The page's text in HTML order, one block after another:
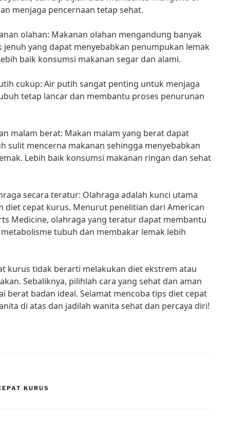
menjaga pencernaan tetap sehat.
olahan: Makanan olahan mengandung banyak
jenuh yang dapat menyebabkan penumpukan lemak
baik konsumsi makanan segar dan alami.
cukup: Air putih sangat penting untuk menjaga
tetap lancar dan membantu proses penurunan
malam berat: Makan malam yang berat dapat
sulit mencerna makanan sehingga menyebabkan
Lebih baik konsumsi makanan ringan dan sehat
secara teratur: Olahraga adalah kunci utama
diet cepat kurus. Menurut penelitian dari American
Medicine, olahraga yang teratur dapat membantu
tubuh dan membakar lemak lebih
kurus tidak berarti melakukan diet ekstrem atau
Sebaliknya, pilihlah cara yang sehat dan aman
berat badan ideal. Selamat mencoba tips diet cepat
di atas dan jadilah wanita sehat dan percaya diri!
KURUS